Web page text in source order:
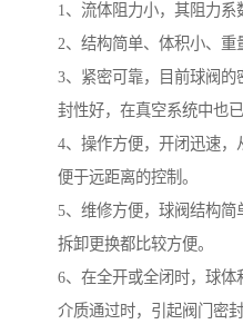
1、流体阻力小，其阻力系
2、结构简单、体积小、重
3、紧密可靠，目前球阀
封性好，在真空系统中也已
4、操作方便，开闭迅速，
便于远距离的控制。
5、维修方便，球阀结构简
拆卸更换都比较方便。
6、在全开或全闭时，球体
介质通过时，引起阀门密封